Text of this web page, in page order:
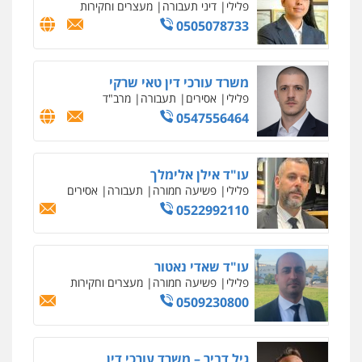
וחקירות
0544723840
עו"ד ראוף נג'אר
פלילי עורכי דין לענייני אסירים מעצרים
סמים רכוש
0548009246
עדי כרמלי – חברת עו"ד
פלילי כלכלי עורכי דין לענייני אסירים
0525060666
גיא זהבי משרד עורכי דין
פלילי משפחה
503456449
עו"ד איהאב ג'לג'ולי